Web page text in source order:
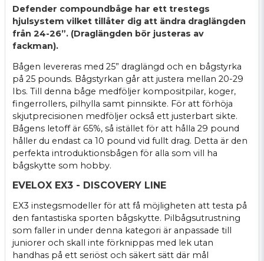
Defender compoundbåge har ett trestegs
hjulsystem vilket tillåter dig att ändra draglängden
från 24-26”. (Draglängden bör justeras av
fackman).
Bågen levereras med 25” draglängd och en bågstyrka
på 25 pounds. Bågstyrkan går att justera mellan 20-29
Ibs. Till denna båge medföljer kompositpilar, koger,
fingerrollers, pilhylla samt pinnsikte. För att förhöja
skjutprecisionen medföljer också ett justerbart sikte.
Bågens letoff är 65%, så istället för att hålla 29 pound
håller du endast ca 10 pound vid fullt drag. Detta är den
perfekta introduktionsbågen för alla som vill ha
bågskytte som hobby.
EVELOX EX3 - DISCOVERY LINE
EX3 instegsmodeller för att få möjligheten att testa på
den fantastiska sporten bågskytte. Pilbågsutrustning
som faller in under denna kategori är anpassade till
juniorer och skall inte förknippas med lek utan
handhas på ett seriöst och säkert sätt där mål